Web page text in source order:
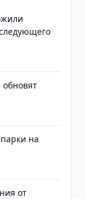
обновят
на
от